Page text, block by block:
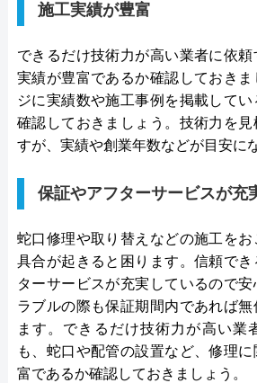
水の生活救急車がおすすめの
拠点数2270店舗と日本全国に拠
で対応をしています。日中はコ
い合わせ受付をしてくれるので
水トラブルの不安もすぐに解消で
わせから見積もりまですべて無料
ずは電話相談をしてみることをお
日本全国の水トラブルに対応して
車はトイレのみならず洗面所や
どにも対応してくれる水まわり
シャリストです。
施工実績が豊富
できるだけ技術力が高い業者に依
実績が豊富であるか確認しておき
ジに実績数や施工事例を掲載してい
確認しておきましょう。技術力を
すが、実績や創業年数などが目安に
保証やアフターサービスが充
蛇口修理や取り替えなどの施工を
具合が起きると困ります。信頼で
ターサービスが充実しているので安
ラブルの際も保証期間内であれば無
ます。できるだけ技術力が高い業
も、蛇口や配管の設置など、修理
富であるか確認しておきましょう。